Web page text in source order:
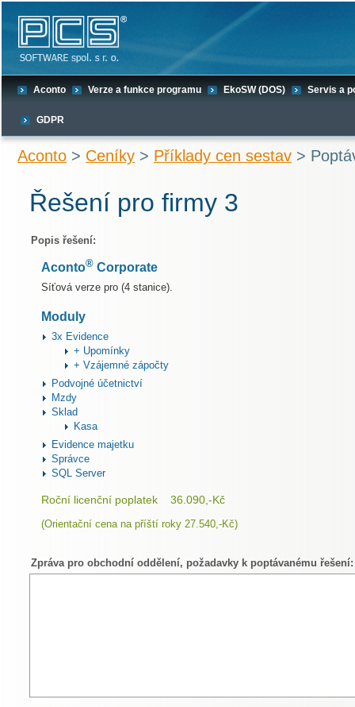
Aconto Verze a funkce programu EkoSW (DOS) Servis a
GDPR
Aconto > Ceníky > Příklady cen sestav >
Řešení pro firmy 3
Popis řešení:
Aconto® Corporate
Síťová verze pro (4 stanice).
Moduly
3x Evidence
+ Upomínky
+ Vzájemné zápočty
Podvojné účetnictví
Mzdy
Sklad
Kasa
Evidence majetku
Správce
SQL Server
Roční licenční poplatek 36.090,-Kč
(Orientační cena na příští roky 27.540,-Kč)
Zpráva pro obchodní oddělení, požadavky k poptávanému řešení: